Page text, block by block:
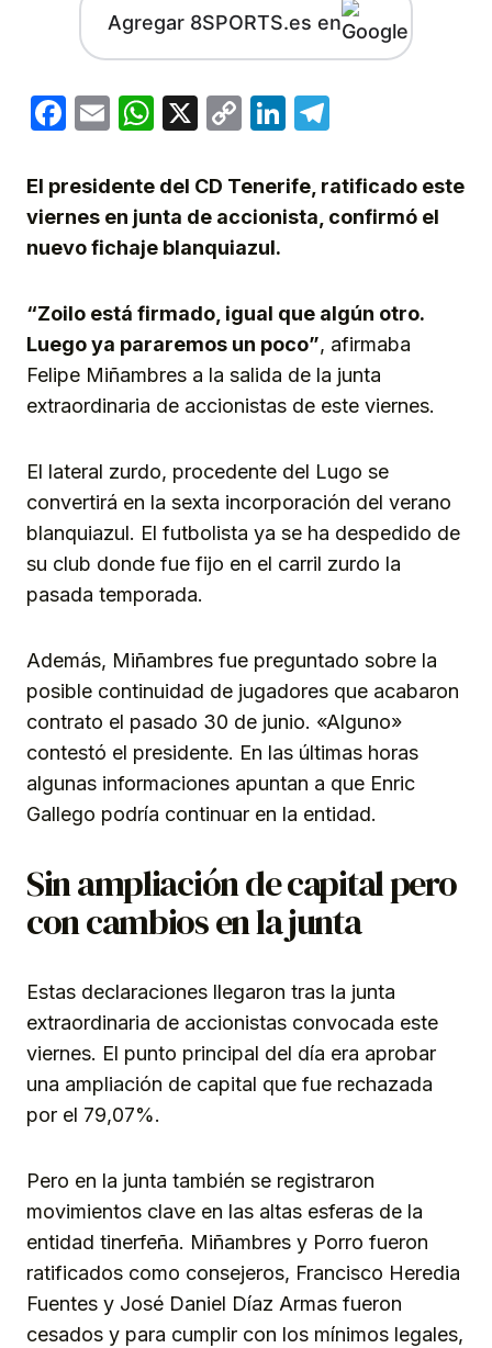
Agregar 8SPORTS.es en
Facebook
EmailWhatsApp
X
CopyLinkedIn
El presidente del CD Tenerife, ratificado este
viernes en junta de accionista, confirmó el
nuevo fichaje blanquiazul.
“Zoilo está firmado, igual que algún otro.
Luego ya pararemos un poco”, afirmaba
Felipe Miñambres a la salida de la junta
extraordinaria de accionistas de este viernes.
El lateral zurdo, procedente del Lugo se
convertirá en la sexta incorporación del verano
blanquiazul. El futbolista ya se ha despedido de
su club donde fue fijo en el carril zurdo la
pasada temporada.
Además, Miñambres fue preguntado sobre la
posible continuidad de jugadores que acabaron
contrato el pasado 30 de junio. «Alguno»
contestó el presidente. En las últimas horas
algunas informaciones apuntan a que Enric
Gallego podría continuar en la entidad.
Sin ampliación de capital pero
con cambios en la junta
Estas declaraciones llegaron tras la junta
extraordinaria de accionistas convocada este
viernes. El punto principal del día era aprobar
una ampliación de capital que fue rechazada
por el 79,07%.
Pero en la junta también se registraron
movimientos clave en las altas esferas de la
entidad tinerfeña. Miñambres y Porro fueron
ratificados como consejeros, Francisco Heredia
Fuentes y José Daniel Díaz Armas fueron
cesados y para cumplir con los mínimos legales,